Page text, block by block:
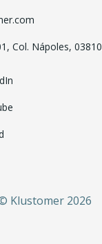
Col. Nápoles,
Klustomer 2026